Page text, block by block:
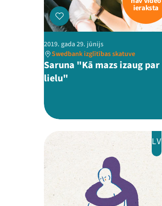
ieraksta
2019. gada 29. jūnijs
Swedbank izglītības skatuve
Saruna "Kā mazs izaug par
lielu"
LV